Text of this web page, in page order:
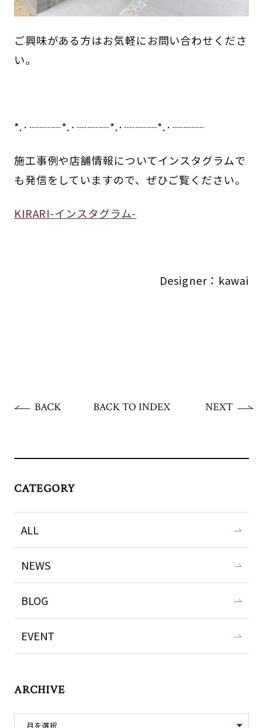
ご興味がある方はお気軽にお問い合わせくださ
い。
*.·┈┈┈*.·┈┈┈*.·┈┈┈*.·┈┈┈
施工事例や店舗情報についてインスタグラムで
も発信をしていますので、ぜひご覧ください。
KIRARI-インスタグラム-
Designer：kawai
BACK BACK TO INDEX NEXT
CATEGORY
ALL
NEWS
BLOG
EVENT
ARCHIVE